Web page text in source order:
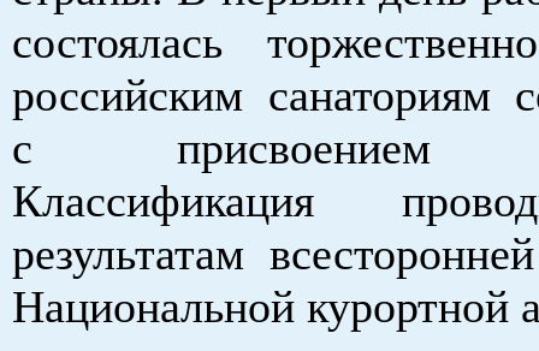
состоялась
российским санаториям
с присвоением
Классификация
результатам
Национальной курортной